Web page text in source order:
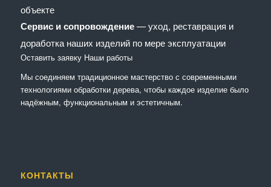
объекте
Сервис и сопровождение— уход, реставрация и
доработка наших изделий по мере эксплуатации
Оставить заявку Наши работы
Мы соединяем традиционное мастерство с современными
технологиями обработки дерева, чтобы каждое изделие было
надёжным, функциональным и эстетичным.
КОНТАКТЫ